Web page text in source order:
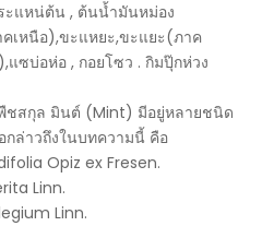
ะแหน่ต้น , ต้นน้ำมันหม่อง
เหนือ),ขะแหยะ,ขะแยะ(ภาค
ซบ่อห่อ , กอยโซว . กิมปุ๊กห่วง
ชสกุล มินต์ (Mint) มีอยู่หลายชนิด
ล่าวถึงในบทความนี้ คือ
Opiz ex Fresen.
Linn.
Linn.